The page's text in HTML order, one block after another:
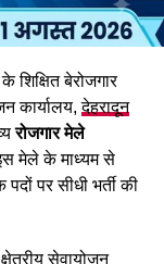
व्यैक्तिक सहायक,
पद, सहायक
शिक्षित बेरोजगार
कार्यालय,देहरादून
रोजगार मेले
मेले के माध्यम से
पर सीधी भर्ती की
सेवायोजन